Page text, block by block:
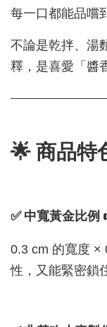
每一口都能品嚐
不論是乾拌、湯
釋，是喜愛「醬
🌟 商品特
✅ 中寬黃金比例
0.3 cm 的寬度 ×
性，又能緊密鎖